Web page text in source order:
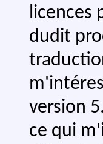
licences
dudit
version
ce qui